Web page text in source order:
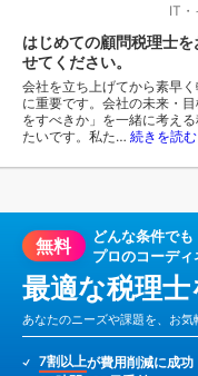
IT・
はじめての顧問税理士
せてください。
会社を立ち上げてから素早
に重要です。会社の未来・
をすべきか」を一緒に考え
たいです。私た… 続きを読む
無料
どんな条件でも
プロのコーデ
最適な税理
あなたのニーズや課題を、お
7割以上が費用削減に成功